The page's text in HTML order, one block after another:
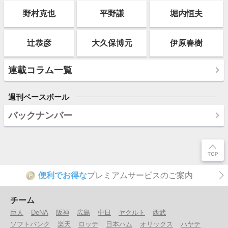
野村克也 平野謙 堀内恒夫
辻恭彦 大久保博元 伊原春樹
連載コラム一覧
週刊ベースボール
バックナンバー
P 便利でお得なプレミアムサービスのご案内
チーム
巨人 DeNA 阪神 広島 中日 ヤクルト
西武
ソフトバンク
楽天 ロッテ 日本ハム オリックス ハヤテ